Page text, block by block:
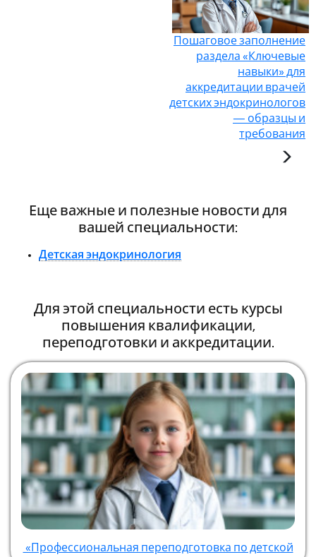
Пошаговое заполнение
раздела «Ключевые
навыки» для
аккредитации врачей
детских эндокринологов
— образцы и
требования
Еще важные и полезные новости для
вашей специальности:
Детская эндокринология
Для этой специальности есть курсы
повышения квалификации,
переподготовки и аккредитации.
«Профессиональная переподготовка по детской